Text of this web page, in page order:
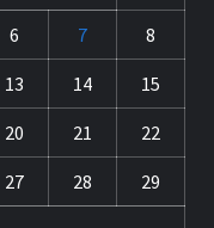
6 7 8
13 14 15
20 21 22
27 28 29